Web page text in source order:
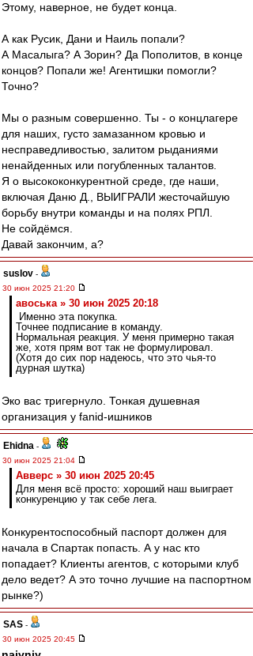
Этому, наверное, не будет конца.
А как Русик, Дани и Наиль попали?
А Масалыга? А Зорин? Да Пополитов, в конце
концов? Попали же! Агентишки помогли?
Точно?
Мы о разным совершенно. Ты - о концлагере
для наших, густо замазанном кровью и
несправедливостью, залитом рыданиями
ненайденных или погубленных талантов.
Я о высококонкурентной среде, где наши,
включая Даню Д., ВЫИГРАЛИ жесточайшую
борьбу внутри команды и на полях РПЛ.
Не сойдёмся.
Давай закончим, а?
suslov -
30 июн 2025 21:20
авоська » 30 июн 2025 20:18
Именно эта покупка.
Точнее подписание в команду.
Нормальная реакция. У меня примерно такая
же, хотя прям вот так не формулировал.
(Хотя до сих пор надеюсь, что это чья-то
дурная шутка)
Эко вас тригернуло. Тонкая душевная
организация у fanid-ишников
Ehidna -
30 июн 2025 21:04
Авверс » 30 июн 2025 20:45
Для меня всё просто: хороший наш выиграет
конкуренцию у так себе лега.
Конкурентоспособный паспорт должен для
начала в Спартак попасть. А у нас кто
попадает? Клиенты агентов, с которыми клуб
дело ведет? А это точно лучшие на паспортном
рынке?)
SAS -
30 июн 2025 20:45